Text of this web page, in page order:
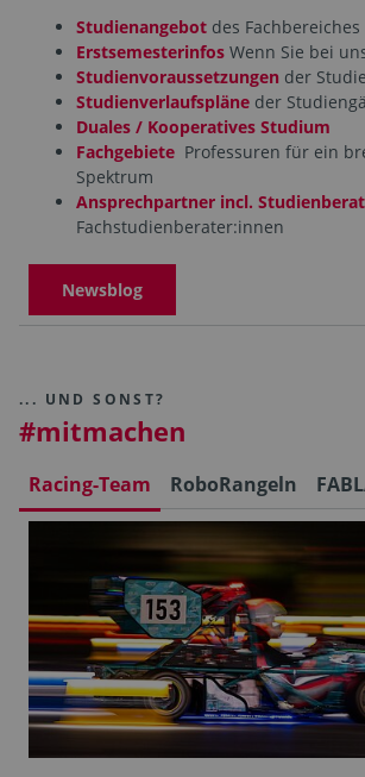
Studienangebot des Fachbereiches
Erstsemesterinfos Wenn Sie bei
Studienvoraussetzungen der
Studienverlaufspläne der
Duales / Kooperatives Studium
Fachgebiete Professuren für ein
Spektrum
Ansprechpartner incl.
Fachstudienberater:innen
Newsblog
... UND SONST?
#mitmachen
Racing-Team RoboRangeln